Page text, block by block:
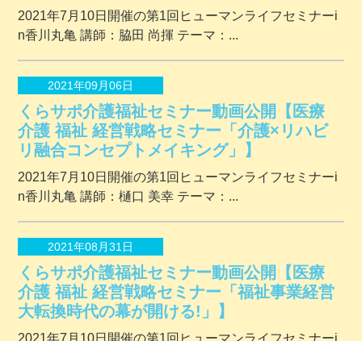
2021年7月10日開催の第1回ヒューマンライフセミナーi
n香川丸亀 講師：脇田 尚揮 テーマ：...
2021年09月06日
くらサポ介護福祉セミナー動画公開【医療
介護 福祉 経営戦略セミナー「介護×リハビ
リ融合コンセプトメイキング」】
2021年7月10日開催の第1回ヒューマンライフセミナーi
n香川丸亀 講師：樋口 美幸 テーマ：...
2021年08月31日
くらサポ介護福祉セミナー動画公開【医療
介護 福祉 経営戦略セミナー「福祉事業経営
大転換時代の幕が開ける!」】
2021年7月10日開催の第1回ヒューマンライフセミナーi